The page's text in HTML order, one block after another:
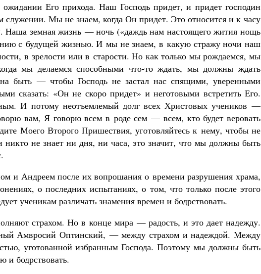
Его прихода. Наш Господь придет, и придет господин
Мы не знаем, когда Он придет. Это относится и к часу
земная жизнь — ночь («даждь нам настоящего жития нощь
с будущей жизнью. И мы не знаем, в какую стражу ночи наш
в зрелости или в старости. Но как только мы рождаемся, мы
мы делаемся способными что-то ждать, мы должны ждать
быть — чтобы Господь не застал нас спящими, уверенными
сказать: «Он не скоро придет» и неготовыми встретить Его.
И потому неотъемлемый долг всех Христовых учеников —
вам, Я говорю всем в роде сем — всем, кто будет веровать
Моего Второго Пришествия, уготовляйтесь к нему, чтобы не
не знает ни дня, ни часа, это значит, что мы должны быть
и Андреем после их вопрошания о времени разрушения храма,
о последних испытаниях, о том, что только после этого
ученикам различать знамения времен и бодрствовать.
страхом. Но в конце мира — радость, и это дает надежду.
Амвросий Оптинский, — между страхом и надеждой. Между
уготованной избранным Господа. Поэтому мы должны быть
бодрствовать.